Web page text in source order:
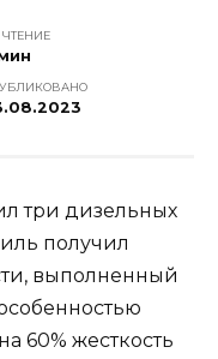
ЧТЕНИЕ
три дизельных
получил
выполненный
60% жесткость